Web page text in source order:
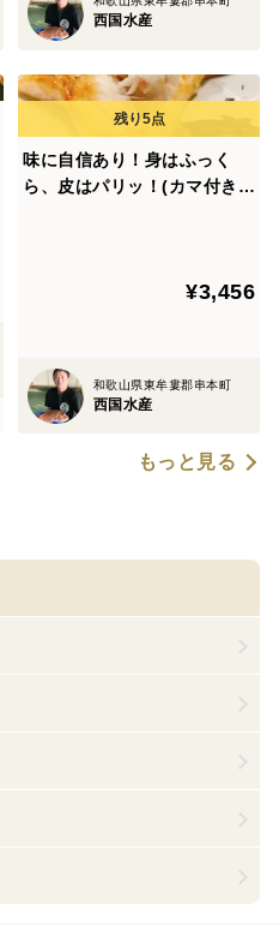
西国水産
味に自信あり！身はふっく
ら、皮はパリッ！(カマ付き)
¥3,456
和歌山県東牟婁郡串本町
西国水産
もっと見る